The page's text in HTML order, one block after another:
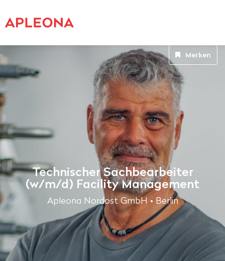
Technischer Sachbearbeiter
(w/m/d) Facility Management
Apleona Nordost GmbH • Berlin
Merken